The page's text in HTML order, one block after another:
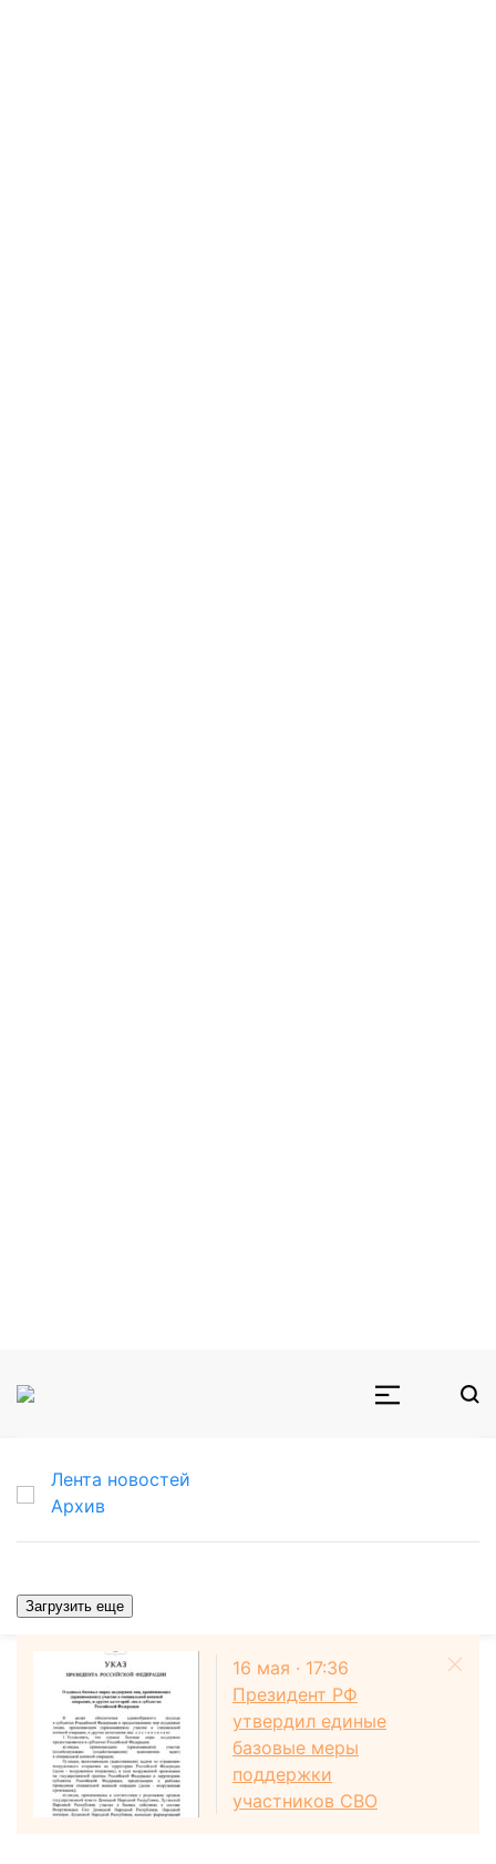
Лента новостей
Архив
Загрузить еще
16 мая · 17:36
Президент РФ
утвердил единые
базовые меры
поддержки
участников СВО
Культура
Решена судьба волгоградского ЦУМа
5 марта · 2020 · 12:22
0